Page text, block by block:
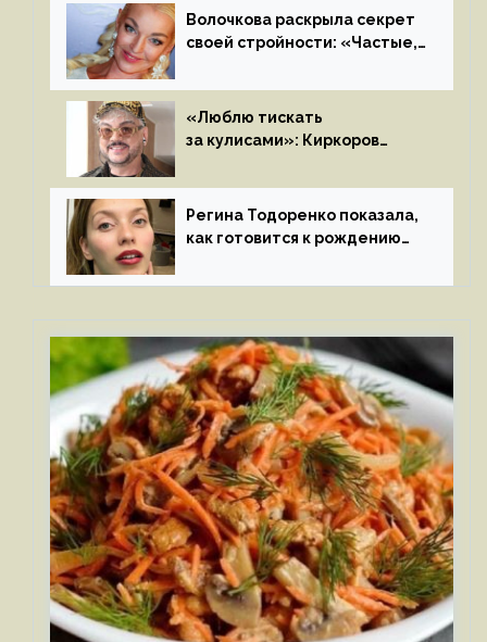
Волочкова раскрыла секрет
своей стройности: «Частые,
«Люблю тискать
за кулисами»: Киркоров
к молодой особе
Регина Тодоренко показала,
как готовится к рождению